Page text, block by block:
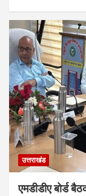
उत्तराखंड
एमडीडीए बोर्ड